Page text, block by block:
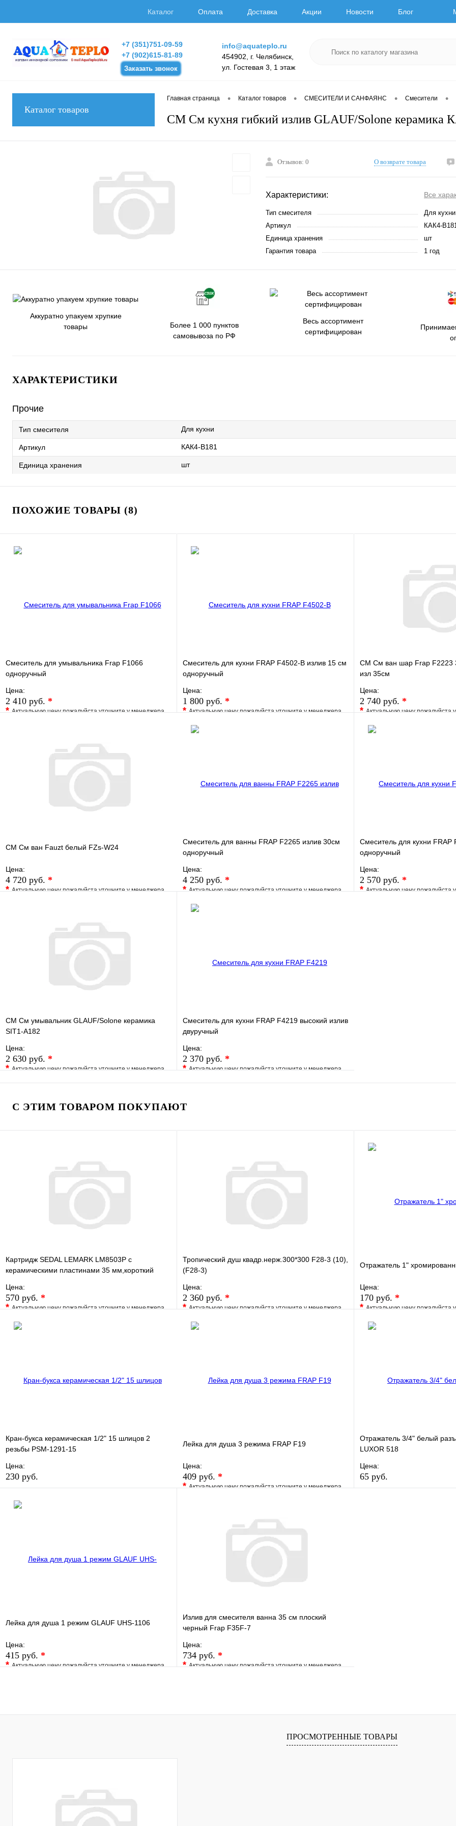
Каталог Оплата Доставка Акции Новости Блог
+7 (351)751-09-59
+7 (902)615-81-89
Заказать звонок
info@aquateplo.ru
454902, г. Челябинск,
ул. Гостевая 3, 1 этаж
Каталог товаров
Главная страница • Каталог товаров • СМЕСИТЕЛИ И САНФАЯНС • Смесители •
СМ См кухня гибкий излив GLAUF/Solone керамика
Отзывов: 0 О возврате товара
Характеристики: Все
Тип смесителя
Для кухни
Артикул
КАК4-
Единица хранения
шт
Гарантия товара
1 год
Аккуратно упакуем хрупкие
товары
Более 1 000 пунктов
самовывоза по РФ
Весь ассортимент
сертифицирован
ХАРАКТЕРИСТИКИ
Прочие
Тип смесителя Для кухни
Артикул КАК4-В181
Единица хранения шт
ПОХОЖИЕ ТОВАРЫ (8)
Смеситель для умывальника Frap F1066
одноручный
Цена:
2 410 руб. *
*Актуальную цену пожалуйста уточните у менеджера
В корзину
Смеситель для кухни FRAP F4502-В излив 15 см
одноручный
Цена:
1 800 руб. *
*Актуальную цену пожалуйста уточните у менеджера
В избранное
СМ См ван шар Frap F2223
изл 35см
Цена:
2 740 руб. *
*Актуальную цену пожалуйста
В избранное
СМ См ван Fauzt белый FZs-W24
Цена:
4 720 руб. *
*Актуальную цену пожалуйста уточните у менеджера
В корзину
Смеситель для ванны FRAP F2265 излив 30см
одноручный
Цена:
4 250 руб. *
*Актуальную цену пожалуйста уточните у менеджера
В избранное
Смеситель для кухни FRAP
одноручный
Цена:
2 570 руб. *
*Актуальную цену пожалуйста
СМ См умывальник GLAUF/Solone керамика
SIT1-A182
Цена:
2 630 руб. *
*Актуальную цену пожалуйста уточните у менеджера
В избранное Сравнение
В корзину
Смеситель для кухни FRAP F4219 высокий излив
двуручный
Цена:
2 370 руб. *
*Актуальную цену пожалуйста уточните у менеджера
В избранное Сравнение
В корзину
С ЭТИМ ТОВАРОМ ПОКУПАЮТ
Картридж SEDAL LEMARK LM8503P с
керамическими пластинами 35 мм,короткий
Цена:
570 руб. *
*Актуальную цену пожалуйста уточните у менеджера
В избранное
Тропический душ квадр.нерж.300*300 F28-3 (10),
(F28-3)
Цена:
2 360 руб. *
*Актуальную цену пожалуйста уточните у менеджера
В избранное
Отражатель 1"
Цена:
170 руб. *
*Актуальную цену пожалуйста
В избранное
Кран-букса керамическая 1/2" 15 шлицов 2
резьбы PSM-1291-15
Цена:
230 руб.
Купить в 1 клик
Лейка для душа 3 режима FRAP F19
Цена:
409 руб. *
*Актуальную цену пожалуйста уточните у менеджера
В корзину
Отражатель 3/4" белый
LUXOR 518
Цена:
65 руб.
Лейка для душа 1 режим GLAUF UHS-1106
Цена:
415 руб. *
*Актуальную цену пожалуйста уточните у менеджера
Излив для смесителя ванна 35 см плоский
черный Frap F35F-7
Цена:
734 руб. *
*Актуальную цену пожалуйста уточните у менеджера
ПРОСМОТРЕННЫЕ ТОВАРЫ